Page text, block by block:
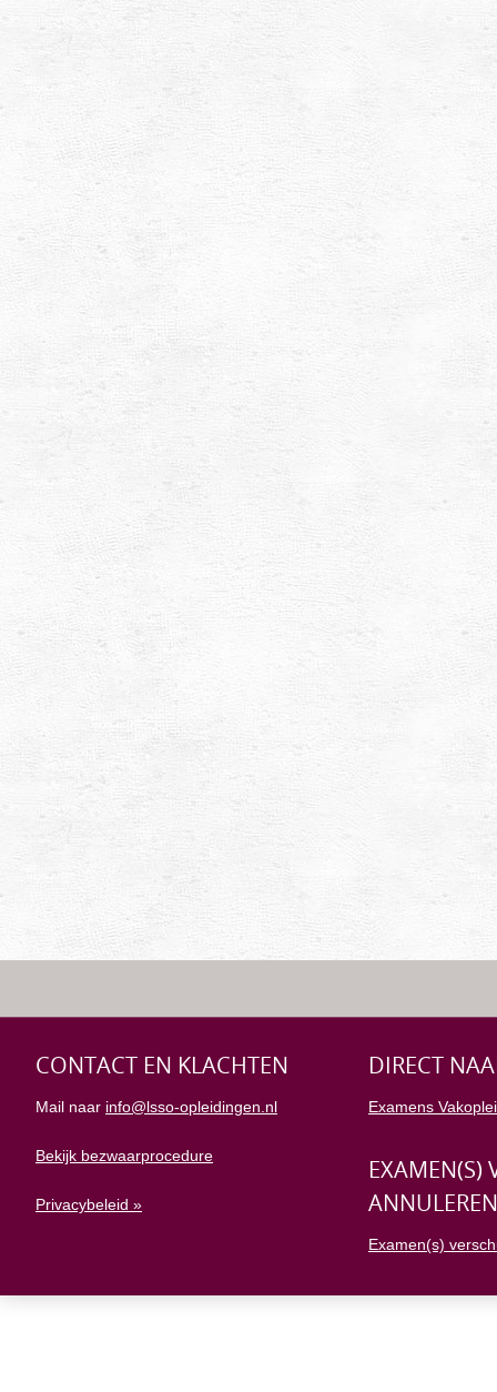
CONTACT EN KLACHTEN
Mail naar info@lsso-opleidingen.nl
Bekijk bezwaarprocedure
Privacybeleid »
DIRECT
Examens
EXAMEN(S)
ANNULEREN
Examen(s)